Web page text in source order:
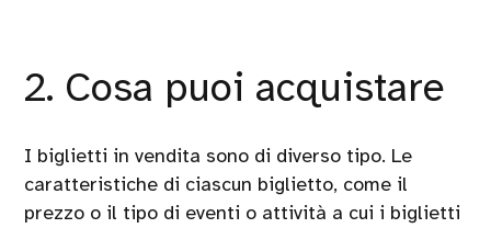
2. Cosa puoi acquistare
I biglietti in vendita sono di diverso tipo. Le
caratteristiche di ciascun biglietto, come il
prezzo o il tipo di eventi o attività a cui i biglietti